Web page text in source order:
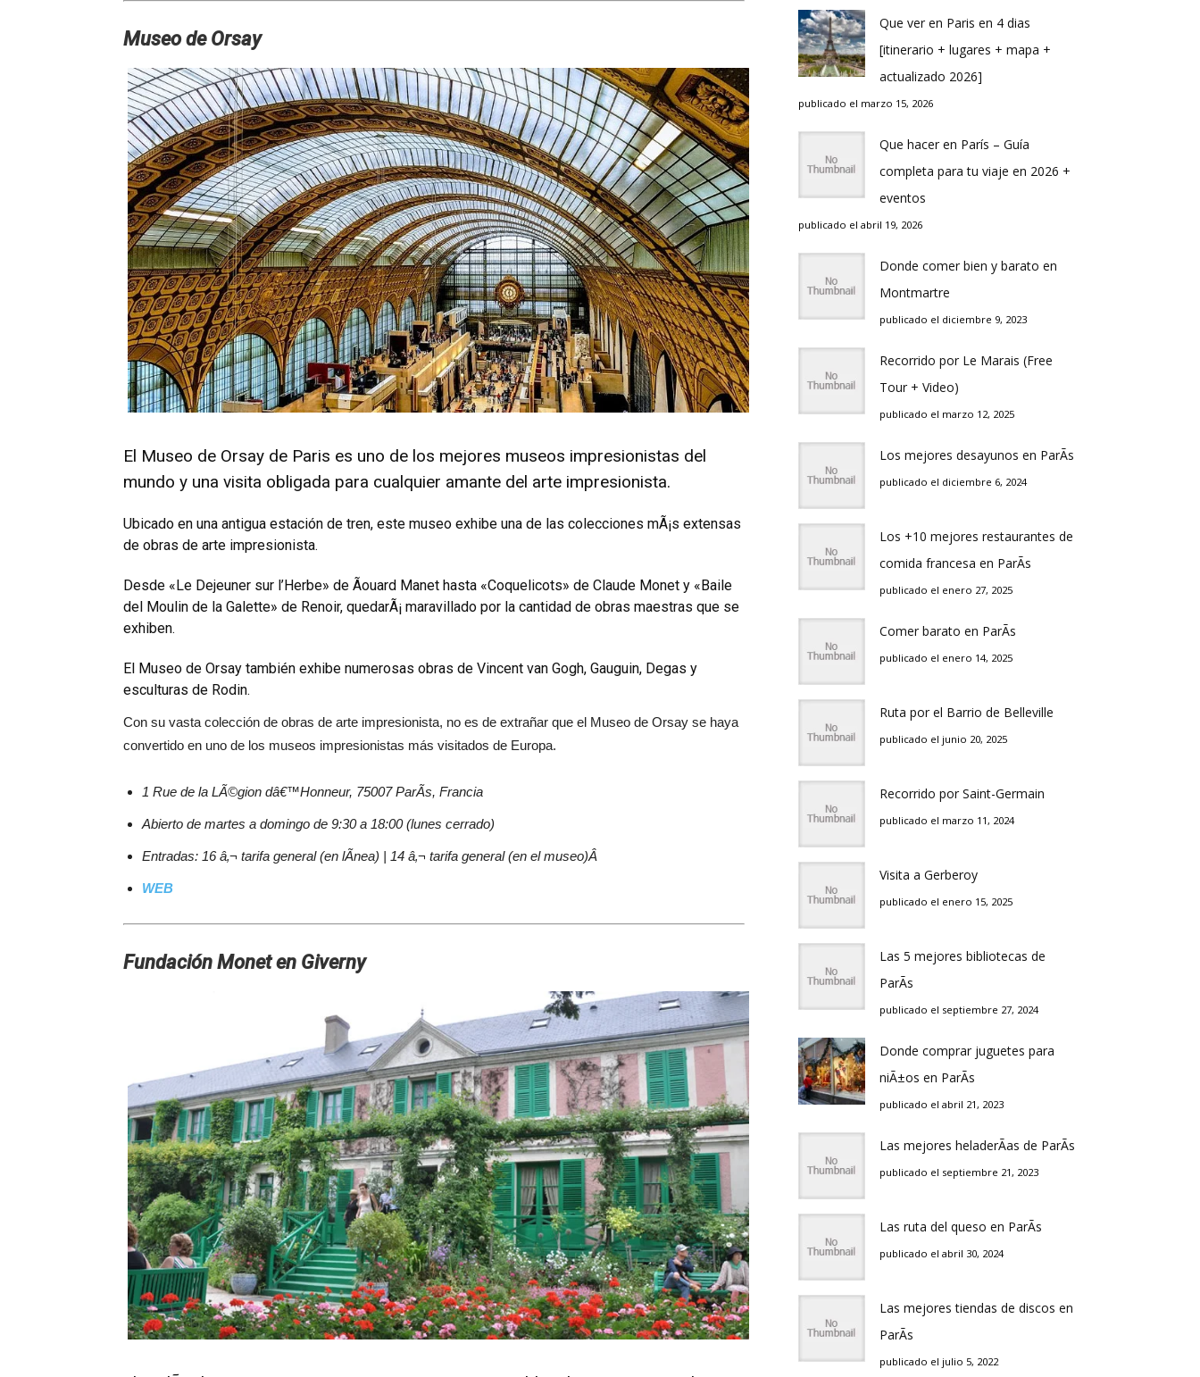
Museo de Orsay
El Museo de Orsay de Pari­s es uno de los mejores museos impresionistas del
mundo y una visita obligada para cualquier amante del arte impresionista.
Ubicado en una antigua estación de tren, este museo exhibe una de las colecciones mÃ¡s extensas
de obras de arte impresionista.
Desde «Le Dejeuner sur l’Herbe» de Ãouard Manet hasta «Coquelicots» de Claude Monet y «Baile
del Moulin de la Galette» de Renoir, quedarÃ¡ maravillado por la cantidad de obras maestras que se
exhiben.
El Museo de Orsay también exhibe numerosas obras de Vincent van Gogh, Gauguin, Degas y
esculturas de Rodin.
Con su vasta colección de obras de arte impresionista, no es de extrañar que el Museo de Orsay se haya
convertido en uno de los museos impresionistas más visitados de Europa.
1 Rue de la LÃ©gion dâ€™Honneur, 75007 ParÃ­s, Francia
Abierto de martes a domingo de 9:30 a 18:00 (lunes cerrado)
Entradas: 16 â‚¬ tarifa general (en lÃ­nea) | 14 â‚¬ tarifa general (en el museo)Â
WEB
Fundación Monet en Giverny
Que ver en Pari­s en 4 di­as
[itinerario + lugares + mapa +
actualizado 2026]
publicado el marzo 15, 2026
Que hacer en Parí­s – Guí­a
completa para tu viaje en 2026 +
eventos
publicado el abril 19, 2026
Donde comer bien y barato en
Montmartre
publicado el diciembre 9, 2023
Recorrido por Le Marais (Free
Tour + Video)
publicado el marzo 12, 2025
Los mejores desayunos en ParÃ­s
publicado el diciembre 6, 2024
Los +10 mejores restaurantes de
comida francesa en ParÃ­s
publicado el enero 27, 2025
Comer barato en ParÃ­s
publicado el enero 14, 2025
Ruta por el Barrio de Belleville
publicado el junio 20, 2025
Recorrido por Saint-Germain
publicado el marzo 11, 2024
Visita a Gerberoy
publicado el enero 15, 2025
Las 5 mejores bibliotecas de
ParÃ­s
publicado el septiembre 27, 2024
Donde comprar juguetes para
niÃ±os en ParÃ­s
publicado el abril 21, 2023
Las mejores heladerÃ­as de ParÃ­s
publicado el septiembre 21, 2023
Las ruta del queso en ParÃ­s
publicado el abril 30, 2024
Las mejores tiendas de discos en
ParÃ­s
publicado el julio 5, 2022